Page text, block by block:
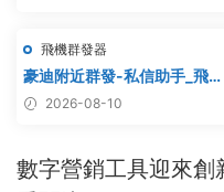
飛機群發器
豪迪附近群發-私信助手_飛機
附近群發,TG電報附近私
2026-08-10
數字營銷工具迎來